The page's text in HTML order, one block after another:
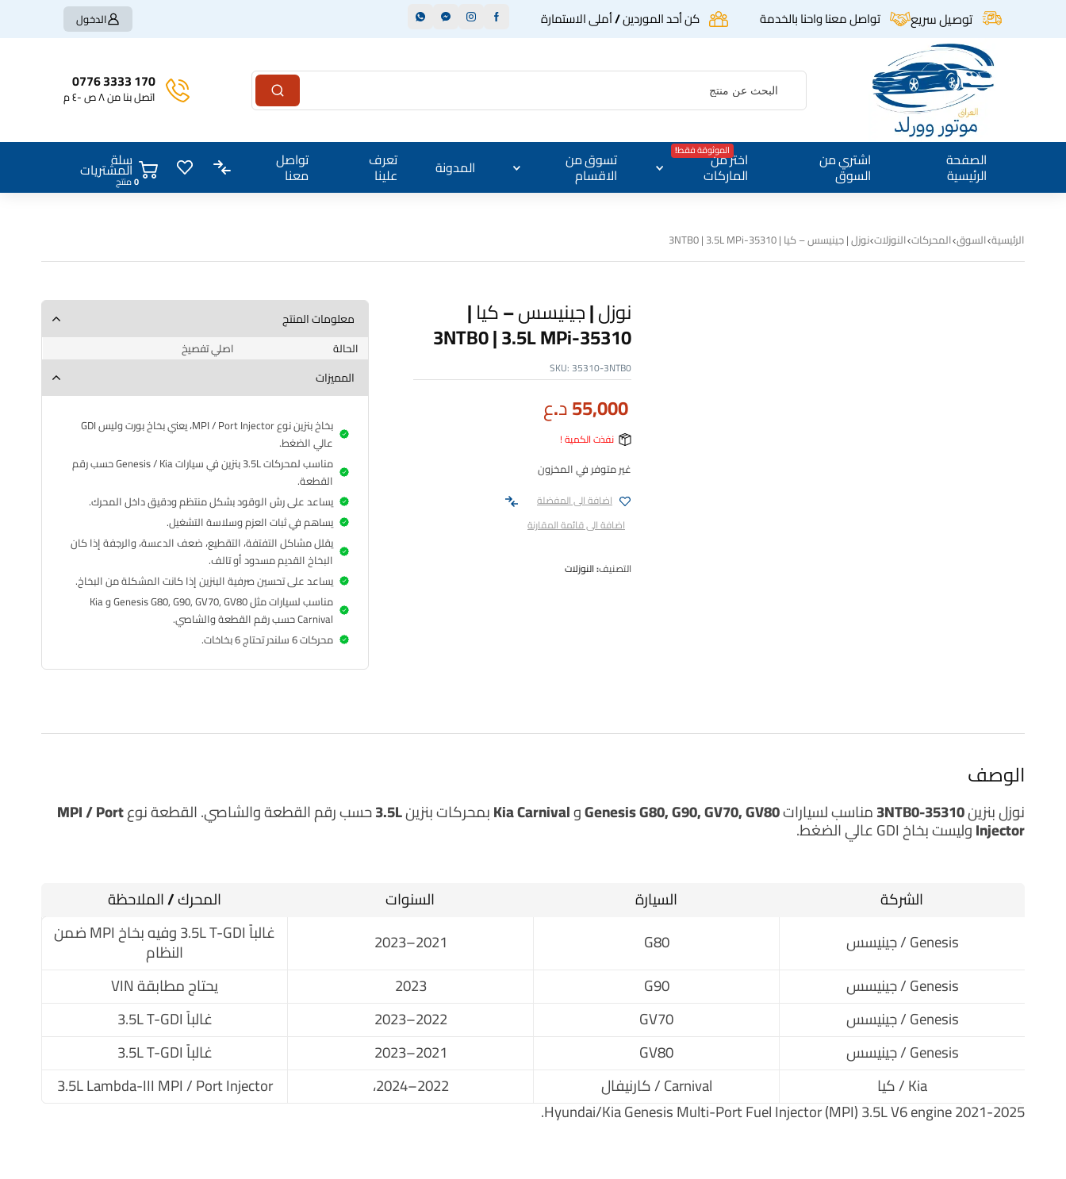
توصيل سريع تواصل معنا واحنا بالخدمة كن أحد الموردين / أملى الاستمارة الدخول
170 3333 0776
اتصل بنا من ٨ ص -٤ م
الصفحة
الرئيسية
اشتري من
السوق
اختر من
الماركات
الموثوقة فقط! تسوق من
الاقسام المدونة تعرف
علينا
تواصل
معنا
سلة
المشتريات
منتج
الرئيسية السوق المحركات النوزلات نوزل | جينيسس – كيا | 35310-3NTB0 | 3.5L MPi
نوزل | جينيسس – كيا |
35310-3NTB0 | 3.5L MPi
SKU:35310-3NTB0
55,000د.ع
نفذت الكمية !
غير متوفر في المخزون
اضافة الى المفضلة
اضافة الى قائمة المقارنة
التصنيف:النوزلات
معلومات المنتج
الحالة اصلي تفصيخ
المميزات
بخاخ بنزين نوع MPI / Port Injector، يعني بخاخ بورت وليس GDI
عالي الضغط.
مناسب لمحركات 3.5L بنزين في سيارات Genesis / Kia حسب رقم
القطعة.
يساعد على رش الوقود بشكل منتظم ودقيق داخل المحرك.
يساهم في ثبات العزم وسلاسة التشغيل.
يقلل مشاكل التفتفة، التقطيع، ضعف الدعسة، والرجفة إذا كان
البخاخ القديم مسدود أو تالف.
يساعد على تحسين صرفية البنزين إذا كانت المشكلة من البخاخ.
مناسب لسيارات مثل Genesis G80, G90, GV70, GV80 و Kia
Carnival حسب رقم القطعة والشاصي.
محركات 6 سلندر تحتاج 6 بخاخات.
الوصف
نوزل بنزين 35310-3NTB0 مناسب لسياراتGenesis G80, G90, GV70, GV80وKia Carnivalبمحركات بنزين3.5Lحسب رقم القطعة والشاصي. القطعة نوعMPI / Port
Injectorوليست بخاخ GDI عالي الضغط.
الشركة السيارة السنوات
المحرك / الملاحظة
Genesis / جينيسس
G80
2021–2023 غالباً 3.5L T-GDI وفيه بخاخ MPI ضمن
النظام
Genesis / جينيسس
G90
2023
يحتاج مطابقة VIN
Genesis / جينيسس
GV70
2022–2023
غالباً 3.5L T-GDI
Genesis / جينيسس
GV80
2021–2023
غالباً 3.5L T-GDI
Kia / كيا
Carnival / كارنيفال 2022–2024،
3.5L Lambda-III MPI / Port Injector
Hyundai/Kia Genesis Multi-Port Fuel Injector (MPI) 3.5L V6 engine 2021-2025.